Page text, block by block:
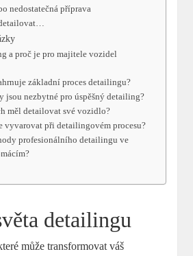
nedostatečná příprava
a proč je pro​ majitele⁤ vozidel
základní proces detailingu?
jsou nezbytné pro úspěšný detailing?
měl⁤ detailovat své vozidlo?
vyvarovat při‌ detailingovém procesu?
profesionálního ​detailingu ve
detailingu
může transformovat váš